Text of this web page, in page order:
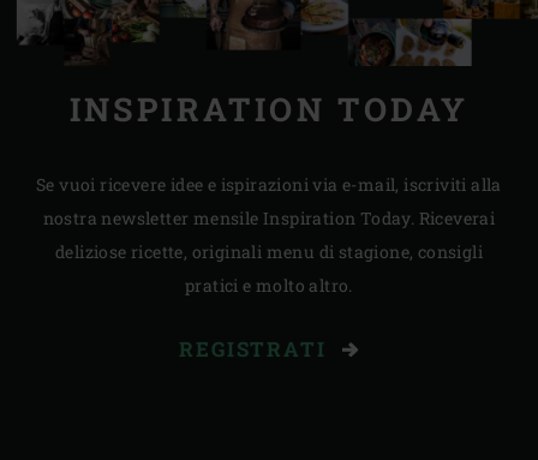
INSPIRATION TODAY
Se vuoi ricevere idee e ispirazioni via e-mail, iscriviti alla
nostra newsletter mensile Inspiration Today. Riceverai
deliziose ricette, originali menu di stagione, consigli
pratici e molto altro.
REGISTRATI